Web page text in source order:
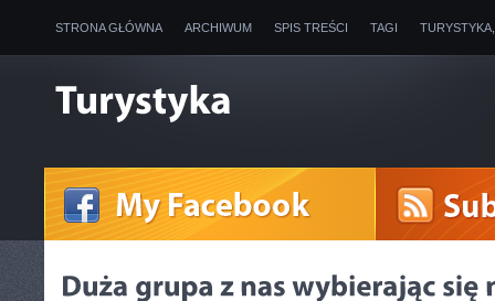
STRONA GŁÓWNA ARCHIWUM SPIS TREŚCI TAGI